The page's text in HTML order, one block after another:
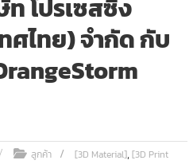
โปรเซสซิ่ง
ศไทย) จำกัด กับ
ลูกค้า [3D Material],[3D Print